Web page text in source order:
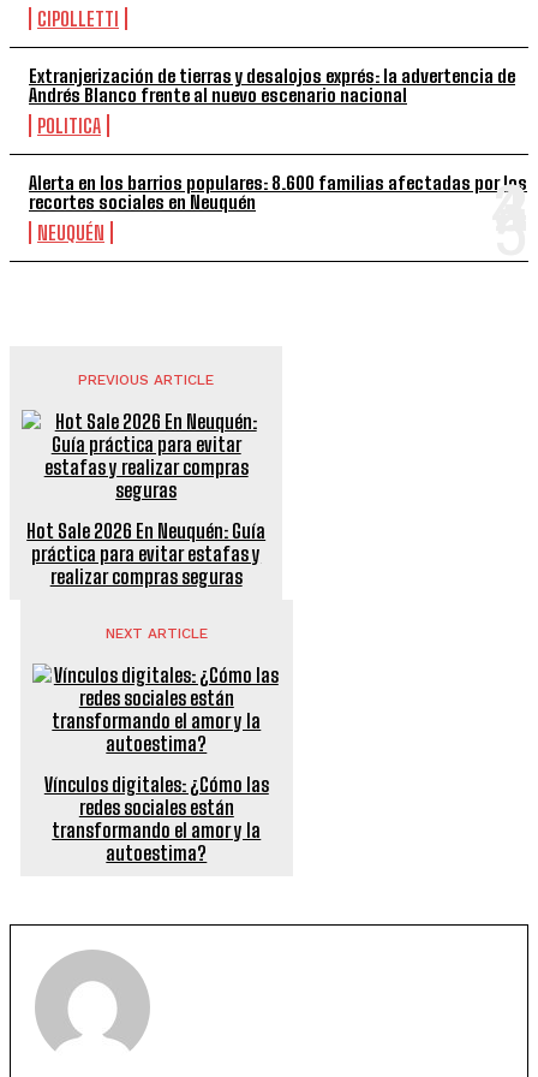
CIPOLLETTI
Extranjerización de tierras y desalojos exprés: la advertencia de
Andrés Blanco frente al nuevo escenario nacional
POLITICA
Alerta en los barrios populares: 8.600 familias afectadas por los
recortes sociales en Neuquén
NEUQUÉN
PREVIOUS ARTICLE
Hot Sale 2026 En Neuquén: Guía
práctica para evitar estafas y
realizar compras seguras
NEXT ARTICLE
Vínculos digitales: ¿Cómo las
redes sociales están
transformando el amor y la
autoestima?